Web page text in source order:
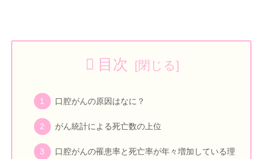
目次
口腔がんの原因はなに？
がん統計による死亡数の上位
口腔がんの罹患率と死亡率が年々増加している理